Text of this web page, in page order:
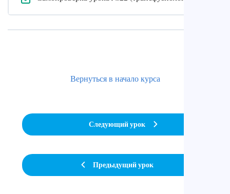
Предыдущий урок
Вернуться в начало курса
Следующий урок